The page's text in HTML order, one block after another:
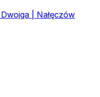
| Nałęczów